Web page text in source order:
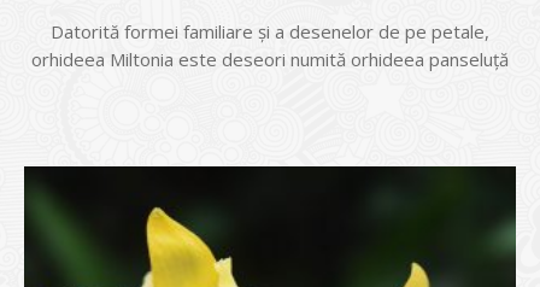
Datorită formei familiare și a desenelor de pe petale,
orhideea Miltonia este deseori numită orhideea panseluță